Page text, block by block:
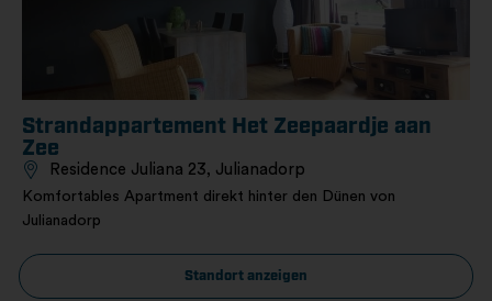
Strandappartement Het Zeepaardje aan
Zee
Residence Juliana 23, Julianadorp
Komfortables Apartment direkt hinter den Dünen von
Julianadorp
Standort anzeigen